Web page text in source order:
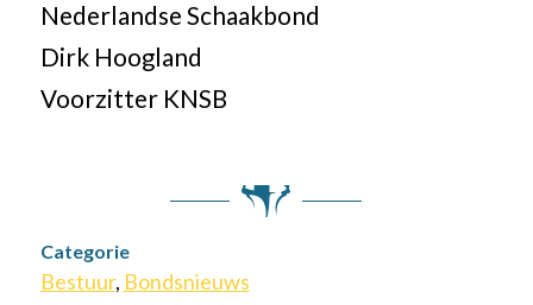
Nederlandse Schaakbond
Dirk Hoogland
Voorzitter KNSB
Categorie
Bestuur, Bondsnieuws